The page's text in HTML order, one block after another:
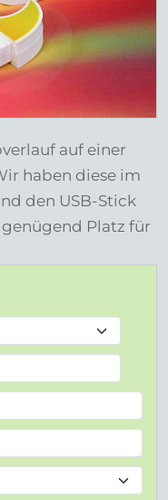
auf einer
haben diese im
den USB-Stick
Platz für